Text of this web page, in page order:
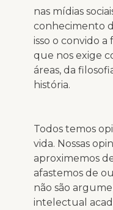
nas mídias
conhecimento
isso o convido
que nos exige
áreas, da
história.
Todos temos
vida. Nossas
aproximemos
afastemos de
não são
intelectual